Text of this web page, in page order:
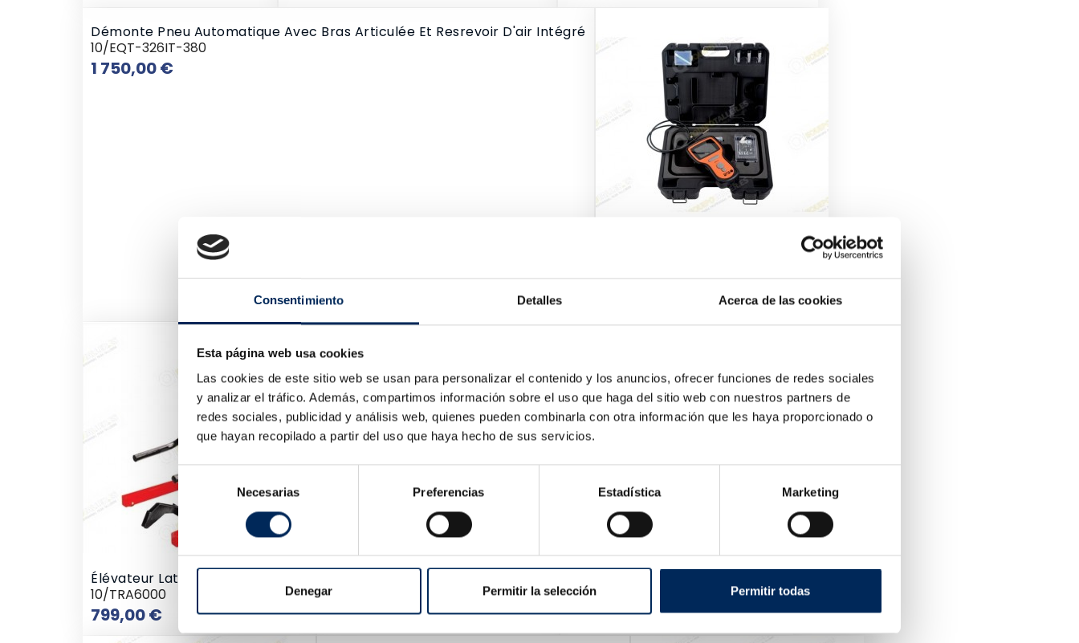
Consentimiento Detalles Acerca de las cookies
Esta página web usa cookies
Las cookies de este sitio web se usan para personalizar el contenido y los anuncios, ofrecer funciones de redes sociales
y analizar el tráfico. Además, compartimos información sobre el uso que haga del sitio web con nuestros partners de
redes sociales, publicidad y análisis web, quienes pueden combinarla con otra información que les haya proporcionado o
que hayan recopilado a partir del uso que haya hecho de sus servicios.
Selección
de
consentimiento
Necesarias Preferencias Estadística Marketing
Denegar Permitir la selección Permitir todas
Démonte Pneu Automatique Avec Bras Articulée Et Resrevoir D'air Intégré
10/EQT-326IT-380
1 750,00 €
0/39-BE210
Élévateur Latéral De 1,5 Tonne
10/TRA6000
799,00 €
Bac Récupérateur D'huile 16 Litres
0/39-BOD1016
31,00 € Prix
10/TSC5911
280,55 €Prix